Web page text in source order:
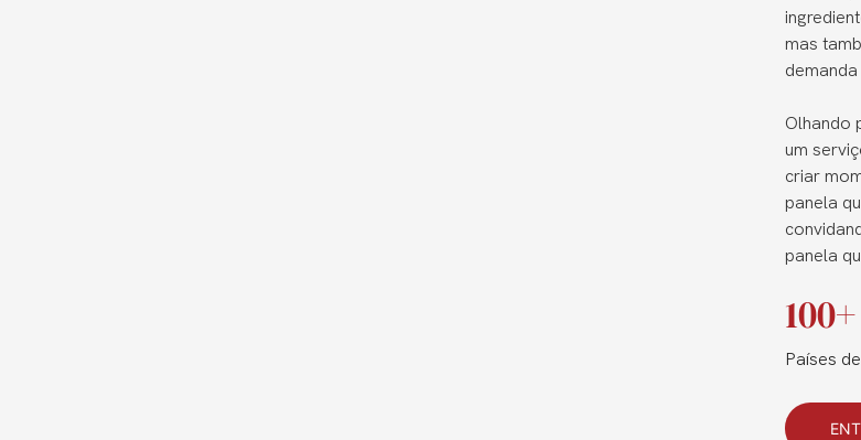
mas
Olhando
um
criar
panela
panela
100+
Países